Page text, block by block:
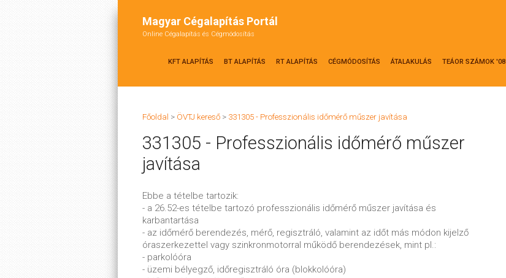
Magyar Cégalapítás Portál
Online Cégalapítás és Cégmódosítás
KFT ALAPÍTÁS BT ALAPÍTÁS RT ALAPÍTÁS CÉGMÓDOSÍTÁS ÁTALAKULÁS TEÁOR SZÁMOK '08
Főoldal > ÖVTJ kereső > 331305 - Professzionális időmérő műszer javítása
331305 - Professzionális időmérő műszer
javítása
Ebbe a tételbe tartozik:
- a 26.52-es tételbe tartozó professzionális időmérő műszer javítása és
karbantartása
- az időmérő berendezés, mérő, regisztráló, valamint az időt más módon kijelző
óraszerkezettel vagy szinkronmotorral működő berendezések, mint pl.:
- parkolóóra
- üzemi bélyegző, időregisztráló óra (blokkolóóra)